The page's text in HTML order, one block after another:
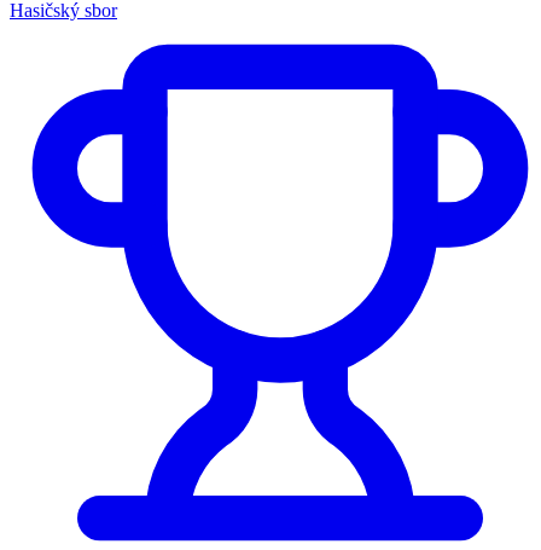
Hasičský sbor